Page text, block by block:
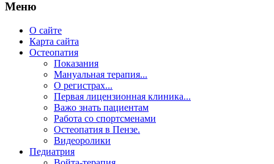
Меню
О сайте
Карта сайта
Остеопатия
Показания
Мануальная терапия...
О регистрах...
Первая лицензионная клиника...
Важо знать пациентам
Работа со спортсменами
Остеопатия в Пензе.
Видеоролики
Педиатрия